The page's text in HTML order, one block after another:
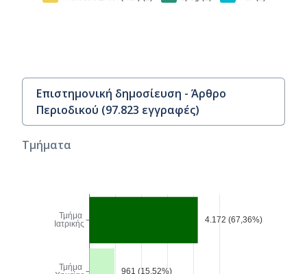
Επιστημονική δημοσίευση - Άρθρο
Περιοδικού (97.823 εγγραφές)
Τμήματα